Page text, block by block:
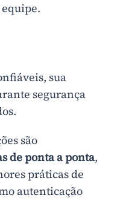
sua
segurança
são
de ponta a ponta,
práticas de
autenticação